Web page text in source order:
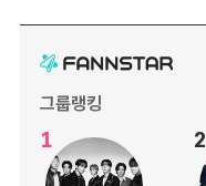
그룹랭킹
1 2